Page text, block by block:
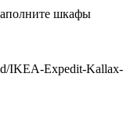
шкафы
IKEA-Expedit-Kallax-